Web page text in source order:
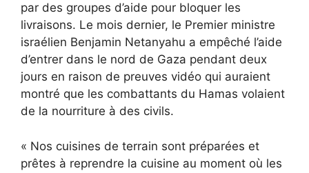
par des groupes d’aide pour bloquer les
livraisons. Le mois dernier, le Premier ministre
israélien Benjamin Netanyahu a empêché l’aide
d’entrer dans le nord de Gaza pendant deux
jours en raison de preuves vidéo qui auraient
montré que les combattants du Hamas volaient
de la nourriture à des civils.
« Nos cuisines de terrain sont préparées et
prêtes à reprendre la cuisine au moment où les